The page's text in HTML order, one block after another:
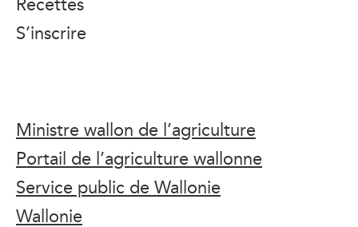
S’inscrire
Ministre wallon de l’agriculture
Portail de l’agriculture wallonne
Service public de Wallonie
Wallonie